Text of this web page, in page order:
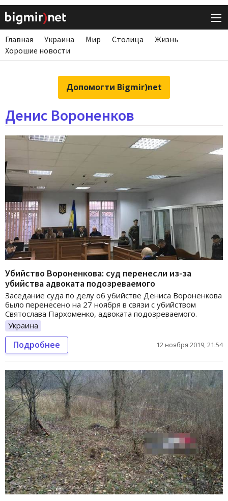
Главная Украина Мир Столица
Жизнь
Хорошие новости
Допомогти Bigmir)net
Денис Вороненков
Убийство Вороненкова: суд перенесли из-за
убийства адвоката подозреваемого
Заседание суда по делу об убийстве Дениса Вороненкова
было перенесено на 27 ноября в связи с убийством
Святослава Пархоменко, адвоката подозреваемого.
Украина
Подробнее 12 ноября 2019, 21:54